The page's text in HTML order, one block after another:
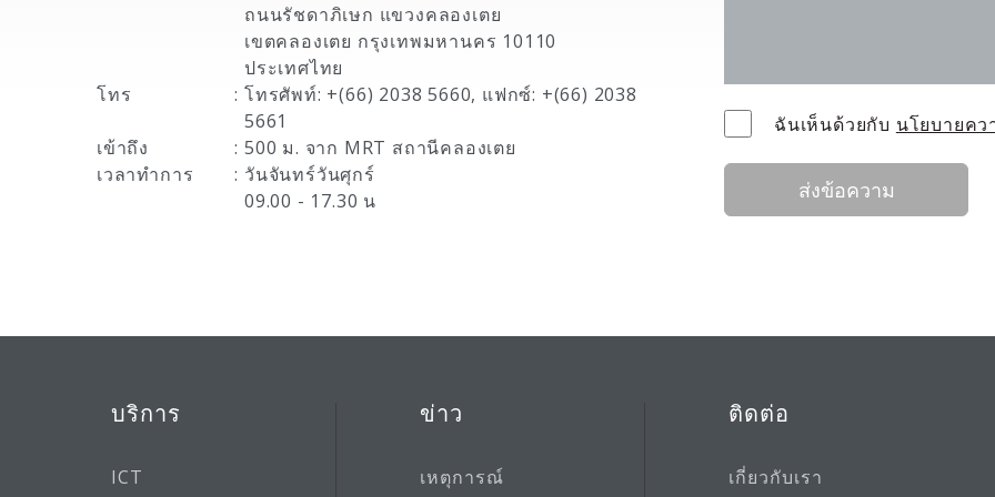
ถนนรัชดาภิเษก แขวงคลองเตย
เขตคลองเตย กรุงเทพมหานคร 10110
ประเทศไทย
โทร
: โทรศัพท์: +(66) 2038 5660, แฟกซ์: +(66) 2038
5661
เข้าถึง
: 500 ม. จาก MRT สถานีคลองเตย
เวลาทำการ
: วันจันทร์วันศุกร์
09.00 - 17.30 น
ฉันเห็นด้วยกับ นโยบายคว
ส่งข้อความ
บริการ
ICT
ข่าว
เหตุการณ์
ติดต่อ
เกี่ยวกับเรา